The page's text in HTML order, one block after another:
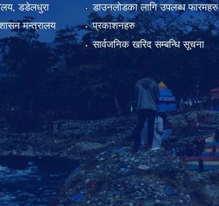
डडेलधुरा
मन्त्रालय
डाउनलोडका लागि उपलब्ध फारमहरु
प्रकाशनहरु
सार्वजनिक खरिद सम्बन्धि सूचना